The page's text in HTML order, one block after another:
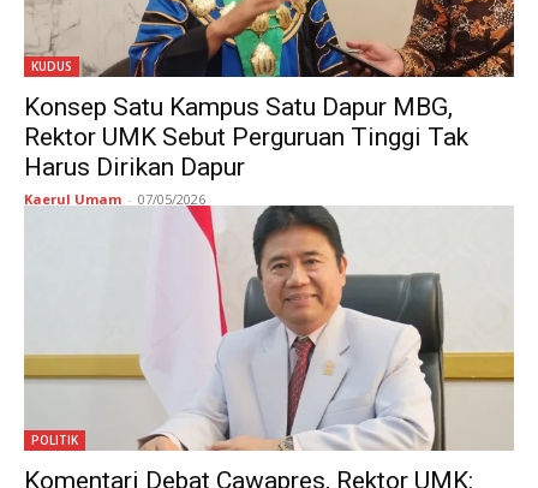
KUDUS
Konsep Satu Kampus Satu Dapur MBG,
Rektor UMK Sebut Perguruan Tinggi Tak
Harus Dirikan Dapur
Kaerul Umam - 07/05/2026
POLITIK
Komentari Debat Cawapres, Rektor UMK: